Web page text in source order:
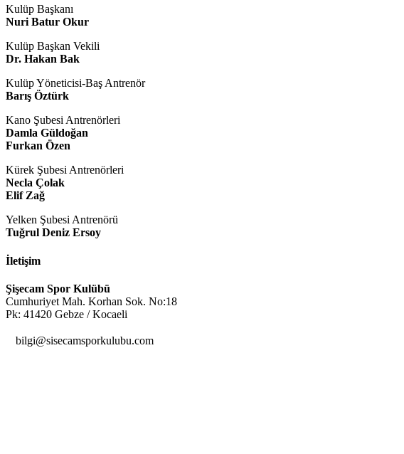
Kulüp Başkanı
Nuri Batur Okur
Kulüp Başkan Vekili
Dr. Hakan Bak
Kulüp Yöneticisi-Baş Antrenör
Barış Öztürk
Kano Şubesi Antrenörleri
Damla Güldoğan
Furkan Özen
Kürek Şubesi Antrenörleri
Necla Çolak
Elif Zağ
Yelken Şubesi Antrenörü
Tuğrul Deniz Ersoy
İletişim
Şişecam Spor Kulübü
Cumhuriyet Mah. Korhan Sok. No:18
Pk: 41420 Gebze / Kocaeli
bilgi@sisecamsporkulubu.com